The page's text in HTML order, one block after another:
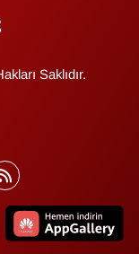
Saklıdır.